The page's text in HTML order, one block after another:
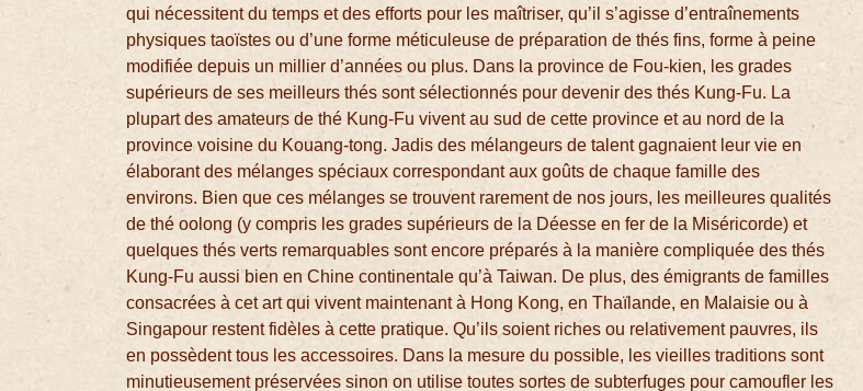
qui nécessitent du temps et des efforts pour les maîtriser, qu’il s’agisse d’entraînements
physiques taoïstes ou d’une forme méticuleuse de préparation de thés fins, forme à peine
modifiée depuis un millier d’années ou plus. Dans la province de Fou-kien, les grades
supérieurs de ses meilleurs thés sont sélectionnés pour devenir des thés Kung-Fu. La
plupart des amateurs de thé Kung-Fu vivent au sud de cette province et au nord de la
province voisine du Kouang-tong. Jadis des mélangeurs de talent gagnaient leur vie en
élaborant des mélanges spéciaux correspondant aux goûts de chaque famille des
environs. Bien que ces mélanges se trouvent rarement de nos jours, les meilleures qualités
de thé oolong (y compris les grades supérieurs de la Déesse en fer de la Miséricorde) et
quelques thés verts remarquables sont encore préparés à la manière compliquée des thés
Kung-Fu aussi bien en Chine continentale qu’à Taiwan. De plus, des émigrants de familles
consacrées à cet art qui vivent maintenant à Hong Kong, en Thaïlande, en Malaisie ou à
Singapour restent fidèles à cette pratique. Qu’ils soient riches ou relativement pauvres, ils
en possèdent tous les accessoires. Dans la mesure du possible, les vieilles traditions sont
minutieusement préservées sinon on utilise toutes sortes de subterfuges pour camoufler les